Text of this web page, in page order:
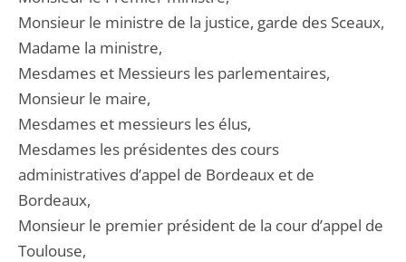
Monsieur le ministre de la justice, garde des Sceaux,
Madame la ministre,
Mesdames et Messieurs les parlementaires,
Monsieur le maire,
Mesdames et messieurs les élus,
Mesdames les présidentes des cours
administratives d’appel de Bordeaux et de
Bordeaux,
Monsieur le premier président de la cour d’appel de
Toulouse,